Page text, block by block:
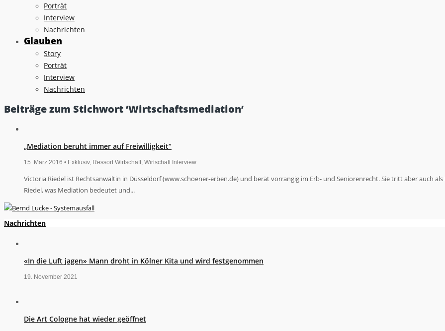
Porträt
Interview
Nachrichten
Glauben
Story
Porträt
Interview
Nachrichten
Beiträge zum Stichwort ‘Wirtschaftsmediation’
„Mediation beruht immer auf Freiwilligkeit“
15. März 2016 • Exklusiv, Ressort Wirtschaft Wirtschaft Interview
Victoria Riedel ist Rechtsanwältin in Düsseldorf (www.schoener-erben.de) und berät vorrangig im Erb- und Seniorenrecht. Sie tritt aber auch
Riedel, was Mediation bedeutet und...
Nachrichten
«In die Luft jagen» Mann droht in Kölner Kita und wird festgenommen
19. November 2021
Die Art Cologne hat wieder geöffnet